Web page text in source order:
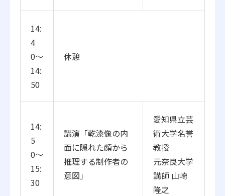
14:
4
0〜
14:
50
休憩
14:
5
0〜
15:
30
講演「乾漆像の内
面に隠れた顔から
推理する制作者の
意図」
愛知県立芸
術大学名誉
教授
元奈良大学
講師 山崎
隆之